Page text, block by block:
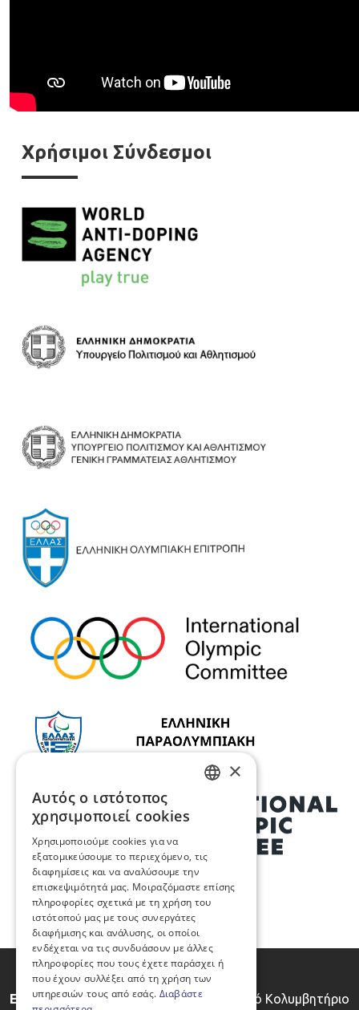
Χρήσιμοι Σύνδεσμοι
Ε.Ο.ΚΑ.Ν. Κλειστό Κολυμβητήριο
×
Αυτός ο ιστότοπος
χρησιμοποιεί cookies
Χρησιμοποιούμε cookies για να
εξατομικεύσουμε το περιεχόμενο, τις
διαφημίσεις και να αναλύσουμε την
επισκεψιμότητά μας. Μοιραζόμαστε επίσης
πληροφορίες σχετικά με τη χρήση του
ιστότοπού μας με τους συνεργάτες
διαφήμισης και ανάλυσης, οι οποίοι
ενδέχεται να τις συνδυάσουν με άλλες
πληροφορίες που τους έχετε παράσχει ή
που έχουν συλλέξει από τη χρήση των
υπηρεσιών τους από εσάς. Διαβάστε